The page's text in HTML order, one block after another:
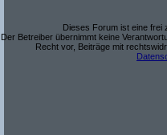
Dieses Forum ist eine frei
Der Betreiber übernimmt keine
Recht vor, Beiträge mit